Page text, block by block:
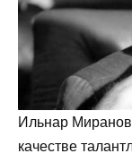
Ильнар Миранов
качестве